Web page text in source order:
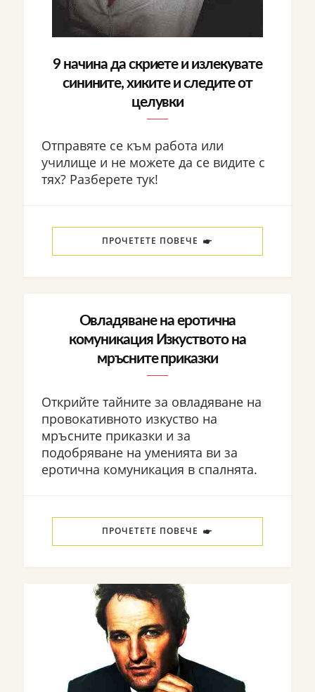
9 начина да скриете и излекувате
синините, хиките и следите от
целувки
Отправяте се към работа или
училище и не можете да се видите с
тях? Разберете тук!
ПРОЧЕТЕТЕ ПОВЕЧЕ
Овладяване на еротична
комуникация Изкуството на
мръсните приказки
Открийте тайните за овладяване на
провокативното изкуство на
мръсните приказки и за
подобряване на уменията ви за
еротична комуникация в спалнята.
ПРОЧЕТЕТЕ ПОВЕЧЕ